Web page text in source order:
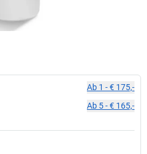
Ab 1 -€ 175,-
Ab 5-€ 165,-